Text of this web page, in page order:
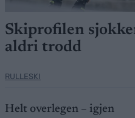
Skiprofilen
aldri trodd
RULLESKI
Helt overlegen – igjen